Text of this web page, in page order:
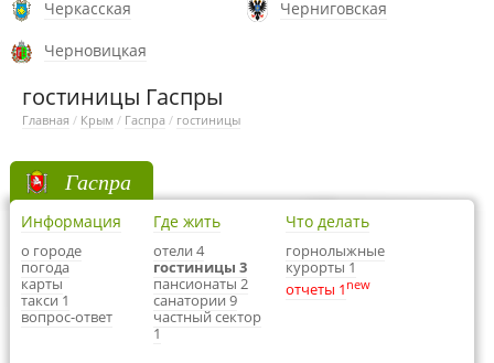
Черкасская
Черниговская
Черновицкая
гостиницы Гаспры
Главная / Крым / Гаспра / гостиницы
Гаспра
Информация
о городе
погода
карты
такси 1
вопрос-ответ
Где жить
отели 4
гостиницы 3
пансионаты 2
санатории 9
частный сектор
1
Что делать
горнолыжные
курорты 1
отчеты 1 new